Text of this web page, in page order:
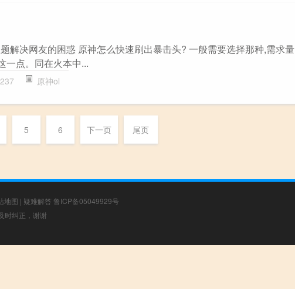
解决网友的困惑 原神怎么快速刷出暴击头? 一般需要选择那种,需求量
一点。同在火本中...
237 原神ol
5 6 下一页 尾页
地图 | 疑难解答 鲁ICP备05049929号
时纠正，谢谢